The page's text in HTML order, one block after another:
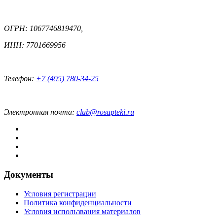
ОГРН: 1067746819470,
ИНН: 7701669956
Телефон: +7 (495) 780-34-25
Электронная почта: club@rosapteki.ru
Документы
Условия регистрации
Политика конфиденциальности
Условия использвания материалов